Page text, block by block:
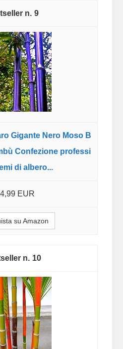
9
Gigante Nero Moso B
Confezione professi
di albero...
EUR
su Amazon
10